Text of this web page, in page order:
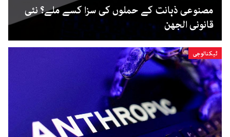
مصنوعی ذہانت کے حملوں کی سزا کسے ملے؟ نئی
قانونی الجھن
ٹیکنالوجی